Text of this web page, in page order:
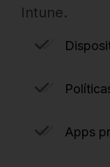
Intune.
Apps